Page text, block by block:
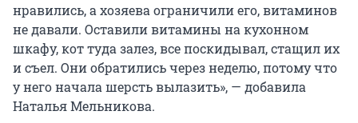
нравились, а хозяева ограничили его, витаминов
не давали. Оставили витамины на кухонном
шкафу, кот туда залез, все поскидывал, стащил их
и съел. Они обратились через неделю, потому что
у него начала шерсть вылазить», — добавила
Наталья Мельникова.